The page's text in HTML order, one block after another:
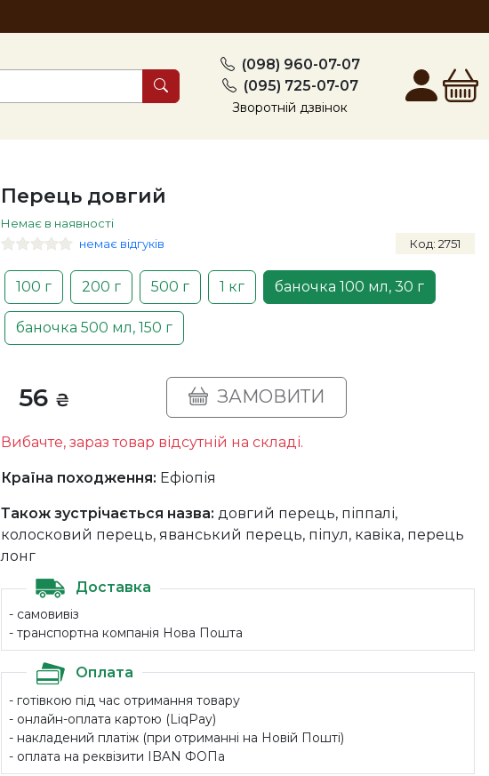
(098) 960-07-07
(095) 725-07-07
Зворотній дзвінок
Перець довгий
Немає в наявності
немає відгуків
Код: 2751
100 г 200 г 500 г 1 кг баночка 100 мл, 30 г
баночка 500 мл, 150 г
56 ₴ ЗАМОВИТИ
Вибачте, зараз товар відсутній на складі.
Країна походження: Ефіопія
Також зустрічається назва:довгий перець, піппалі,
колосковий перець, яванський перець, піпул, кавіка, перець
лонг
Доставка
- самовивіз
- транспортна компанія Нова Пошта
Оплата
- готівкою під час отримання товару
- онлайн-оплата картою (LiqPay)
- накладений платіж (при отриманні на Новій Пошті)
- оплата на реквізити IBAN ФОПа